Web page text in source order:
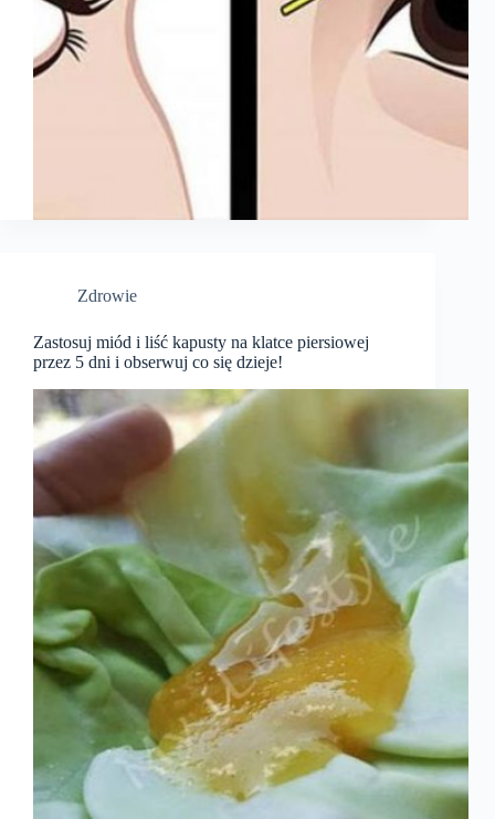
Zdrowie
Zastosuj miód i liść kapusty na klatce piersiowej
przez 5 dni i obserwuj co się dzieje!